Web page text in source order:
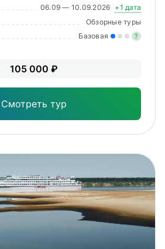
06.09 — 10.09.2026 +1 дата
Обзорные туры
Базовая ?
105 000 ₽
Смотреть тур